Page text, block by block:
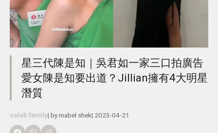
星三代陳是知｜吳君如一家三口拍廣告
愛女陳是知要出道？Jillian擁有4大明星
潛質
celeb family| bymabel shek| 2023-04-21